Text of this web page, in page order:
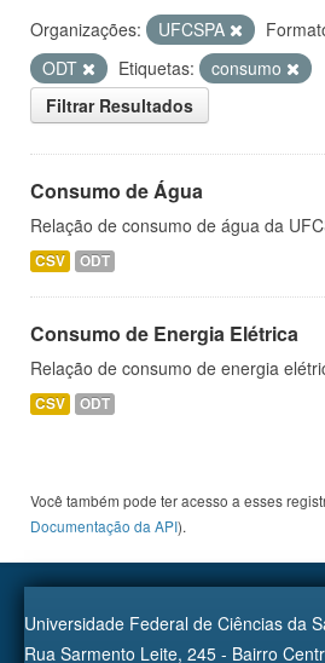
Organizações: UFCSPA
ODT
Etiquetas:
consumo
Filtrar Resultados
Consumo de Água
Relação de consumo de água da
CSV ODT
Consumo de Energia Elétrica
Relação de consumo de energia
CSV ODT
Você também pode ter acesso a esses
Documentação da API).
Universidade Federal de Ciências da
Rua Sarmento Leite, 245 - Bairro